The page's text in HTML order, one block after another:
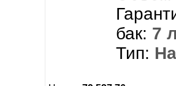
бак: 7
Тип: